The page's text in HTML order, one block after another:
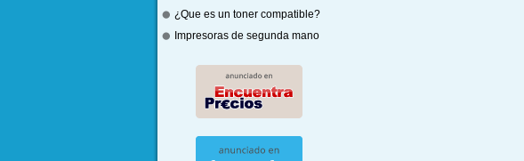
¿Que es un toner compatible?
Impresoras de segunda mano